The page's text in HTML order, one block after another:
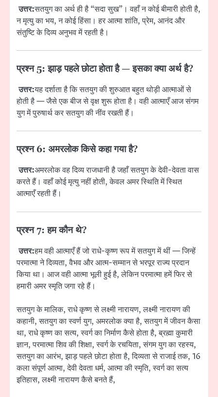
उत्तर:सतयुग का अर्थ ही है “सदा सुख”। वहाँ न कोई बीमारी होती है,
न मृत्यु का भय, न कोई हिंसा। हर आत्मा शांति, प्रेम, आनंद और
संतुष्टि के दिव्य अनुभव में रहती है।
प्रश्न 5: झाड़ पहले छोटा होता है — इसका क्या अर्थ है?
उत्तर:यह दर्शाता है कि सतयुग की शुरुआत बहुत थोड़ी आत्माओं से
होती है — जैसे एक बीज से वृक्ष शुरू होता है। वही आत्माएँ आज संगम
युग में पुरुषार्थ कर सतयुग की नींव रखती हैं।
प्रश्न 6: अमरलोक किसे कहा गया है?
उत्तर:अमरलोक वह दिव्य राजधानी है जहाँ सतयुग के देवी-देवता वास
करते हैं। वहाँ कोई मृत्यु नहीं होती, केवल अमर स्थिति में स्थित
आत्माएँ रहती हैं।
प्रश्न 7: हम कौन थे?
उत्तर:हम वही आत्माएँ हैं जो राधे-कृष्ण रूप में सतयुग में थीं — जिन्हें
परमात्मा ने दिव्यता, वैभव और आत्म-सम्मान से भरपूर राज्य प्रदान
किया था। आज वही आत्मा भूली हुई है, लेकिन परमात्मा हमें फिर से
हमारी अमर स्मृति जगा रहे हैं।
सतयुग के मालिक, राधे कृष्ण से लक्ष्मी नारायण, लक्ष्मी नारायण की
कहानी, सतयुग का स्वर्ण युग, अमरलोक क्या है, सतयुग में जीवन कैसा
था, राधे कृष्ण का सत्य, स्वर्ग का निर्माण कैसे होता है, ब्रह्मा कुमारी
ज्ञान, परमात्मा शिव की शिक्षा, स्वर्ग के रचयिता, संगम युग का रहस्य,
सतयुग का आरंभ, झाड़ पहले छोटा होता है, दिव्यता से राजाई तक, 16
कला संपूर्ण आत्मा, देवी देवता धर्म, आत्मा की स्मृति, स्वर्ग का सत्य
इतिहास, लक्ष्मी नारायण कैसे बनते हैं,